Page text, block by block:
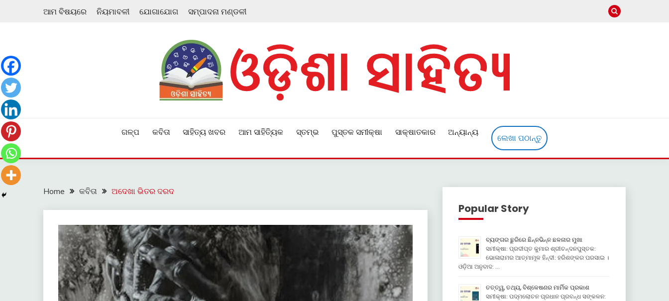
ଆମ ବିଷୟରେ ନିୟମାବଳୀ ଯୋଗାଯୋଗ ସମ୍ପାଦନା ମଣ୍ଡଳୀ
ଗଳ୍ପ କବିତା ସାହିତ୍ୟ ଖବର ଆମ ସାହିତ୍ୟିକ ସ୍ତମ୍ଭ ପୁସ୍ତକ ସମୀକ୍ଷା ସାକ୍ଷାତକାର ଅନ୍ୟାନ୍ୟ
ଲେଖା ପଠାନ୍ତୁ
Home କବିତା ଅଦେଖା ଭିତର ଦରଦ
Popular Story
ବ୍ୟଙ୍ଗର ଛୁରିରେ ଛିନ୍ନଭିନ୍ନ ଛଳନାର ମୁଖା
ସମୀକ୍ଷା: ପ୍ରଦୀପ୍ତ କୁମାର ଶ୍ରୀଚନ୍ଦନପୁସ୍ତକ:
ଭୋଳାରାମର ଆତ୍ମାମୂଳ ହିନ୍ଦୀ: ହରିଶଙ୍କର ପରସାଇ ।
ଓଡ଼ିଆ ଅନୁବାଦ: …
ତତ୍ତ୍ୱ, ତଥ୍ୟ, ବିଶ୍ଳେଷଣର ମାର୍ମିକ ପ୍ରକାଶ
ସମୀକ୍ଷା: ପଦ୍ମଲୋଚନ ପ୍ରଧାନ ପ୍ରବନ୍ଧ ସଙ୍କଳନ: